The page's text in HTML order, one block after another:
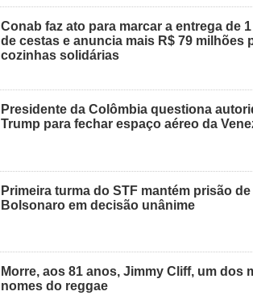
Conab faz ato para marcar a entrega de
de cestas e anuncia mais R$ 79 milhões
cozinhas solidárias
Presidente da Colômbia questiona
Trump para fechar espaço aéreo da
Primeira turma do STF mantém prisão de
Bolsonaro em decisão unânime
Morre, aos 81 anos, Jimmy Cliff, um dos
nomes do reggae